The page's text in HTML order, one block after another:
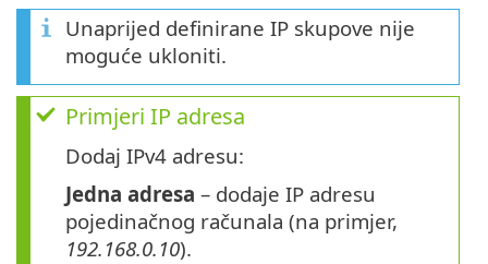
Unaprijed definirane IP skupove nije
moguće ukloniti.
Primjeri IP adresa
Dodaj IPv4 adresu:
Jedna adresa – dodaje IP adresu
pojedinačnog računala (na primjer,
192.168.0.10).